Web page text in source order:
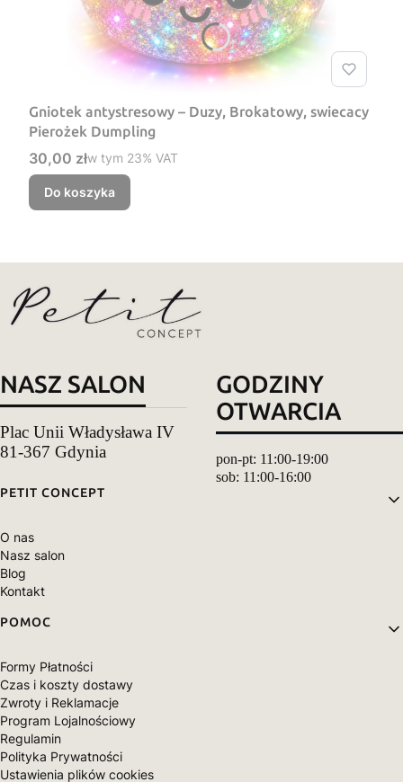
Gniotek antystresowy – Duzy, Brokatowy, swiecacy
Pierożek Dumpling
Cena brutto
30,00 złw tym %s VAT
w tym 23% VAT
Do koszyka
NASZ SALON
Plac Unii Władysława IV
81-367 Gdynia
GODZINY
OTWARCIA
pon-pt: 11:00-19:00
sob: 11:00-16:00
Linki w stopce
PETIT CONCEPT
O nas
Nasz salon
Blog
Kontakt
POMOC
Formy Płatności
Czas i koszty dostawy
Zwroty i Reklamacje
Program Lojalnościowy
Regulamin
Polityka Prywatności
Ustawienia plików cookies